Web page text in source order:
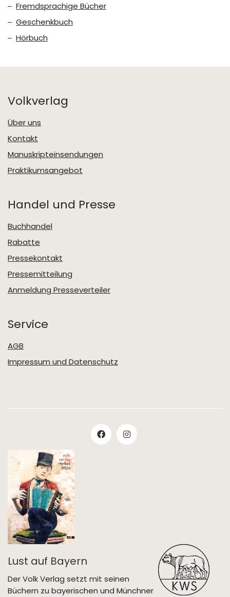
Fremdsprachige Bücher
Geschenkbuch
Hörbuch
Volkverlag
Über uns
Kontakt
Manuskripteinsendungen
Praktikumsangebot
Handel und Presse
Buchhandel
Rabatte
Pressekontakt
Pressemitteilung
Anmeldung Presseverteiler
Service
AGB
Impressum und Datenschutz
Lust auf Bayern
Der Volk Verlag setzt mit seinen
Büchern zu bayerischen und Münchner